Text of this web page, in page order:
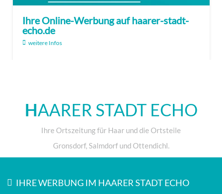
Ihre Online-Werbung auf haarer-stadt-
echo.de
weitere Infos
HAARER STADT ECHO
Ihre Ortszeitung für Haar und die Ortsteile
Gronsdorf, Salmdorf und Ottendichl.
IHRE WERBUNG IM HAARER STADT ECHO